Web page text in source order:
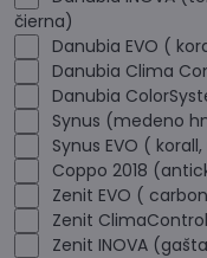
čierna)
Synus
Coppo 2018
Zenit EVO (
Zenit
Zenit INOVA